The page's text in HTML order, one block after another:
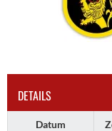
DETAILS
Datum